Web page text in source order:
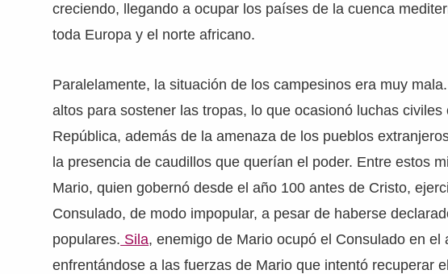
creciendo, llegando a ocupar los países de la cuenca
toda Europa y el norte africano.
Paralelamente, la situación de los campesinos era muy
altos para sostener las tropas, lo que ocasionó luchas
República, además de la amenaza de los pueblos
la presencia de caudillos que querían el poder. Entre estos
Mario, quien gobernó desde el año 100 antes de Cristo,
Consulado, de modo impopular, a pesar de haberse
populares. Sila, enemigo de Mario ocupó el Consulado en el
enfrentándose a las fuerzas de Mario que intentó recuperar